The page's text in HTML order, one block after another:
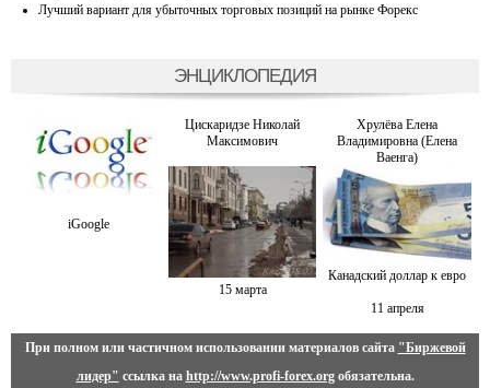
Лучший вариант для убыточных торговых позиций на рынке Форекс
ЭНЦИКЛОПЕДИЯ
iGoogle
Цискаридзе Николай
Максимович
Хрулёва Елена
Владимировна (Елена
Ваенга)
15 марта
Канадский доллар к евро
11 апреля
При полном или частичном использовании материалов сайта "Биржевой
лидер" ссылка на http://www.profi-forex.orgобязательна.